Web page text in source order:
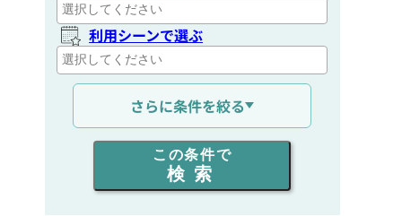
利用シーンで選ぶ
通信距離を選ぶ
出力を選ぶ
同時通話人数を選ぶ
さらに条件を絞る
この条件で
検索